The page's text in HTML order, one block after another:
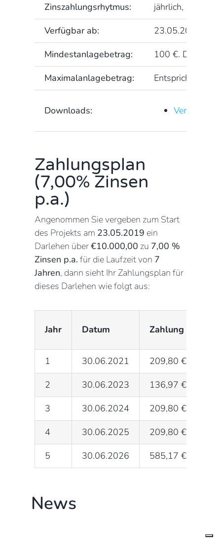
Zinszahlungsrhytmus:
jährlich,
Verfügbar ab:
23.05.2019
Mindestanlagebetrag:
100 €. Darüber
Maximalanlagebetrag:
Entspricht dem
Downloads:
Zahlungsplan
(7,00% Zinsen
p.a.)
Angenommen Sie vergeben zum Start
des Projekts am 23.05.2019 ein
Darlehen über€10.000,00 zu 7,00 %
Zinsen p.a. für die Laufzeit von 7
Jahren, dann sieht Ihr Zahlungsplan für
dieses Darlehen wie folgt aus:
Jahr Datum Zahlung brutto
1 30.06.2021
209,80 €
2
30.06.2023
136,97 €
3
30.06.2024
209,80 €
4
30.06.2025
209,80 €
5
30.06.2026 585,17 €
News